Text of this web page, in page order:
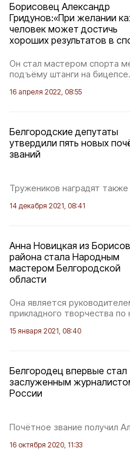
Борисовец Александр
Гридунов:«При желании
человек может достичь
хороших результатов в
Он стал мастером спорта
подъёму штанги на бицепсе.
16 апреля 2022, 08:55
Белгородские депутаты
утвердили пять новых
званий
Тружеников наградят
14 декабря 2021, 08:41
Анна Новицкая из
района стала Народным
мастером Белгородской
области
Она является
прикладного творчества по
15 января 2021, 08:40
Белгородец впервые стал
заслуженным
России
Почётное звание получил
16 октября 2020, 11:33